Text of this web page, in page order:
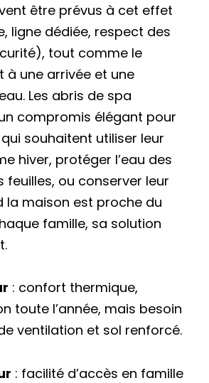
être prévus à cet effet
ligne dédiée, respect des
tout comme le
à une arrivée et une
Les abris de spa
compromis élégant pour
souhaitent utiliser leur
hiver, protéger l’eau des
feuilles, ou conserver leur
la maison est proche du
famille, sa solution
: confort thermique,
toute l’année, mais besoin
ventilation et sol renforcé.
: facilité d’accès en famille